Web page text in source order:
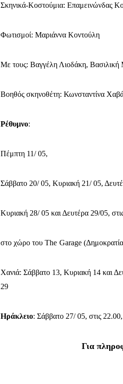
Σκηνικά-Κοστούμια: Επαμεινώνδας
Φωτισμοί: Μαριάννα Κοντούλη
Με τους: Βαγγέλη Λιοδάκη,
Βοηθός σκηνοθέτη: Κωνσταντίνα
Ρέθυμνο:
Πέμπτη 11/ 05,
Σάββατο 20/ 05, Κυριακή 21/ 05,
Κυριακή 28/ 05 και Δευτέρα 29/05,
στο χώρο του The Garage
Χανιά: Σάββατο 13, Κυριακή 14 και
29
Ηράκλειο: Σάββατο 27/ 05, στις
Για